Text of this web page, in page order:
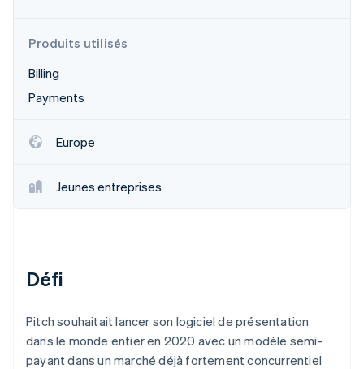
Élimination du carbone
Identity
Vérification de l'identité
Produits utilisés
Billing
Payments
Europe
Jeunes entreprises
Défi
Pitch souhaitait lancer son logiciel de présentation
dans le monde entier en 2020 avec un modèle semi-
payant dans un marché déjà fortement concurrentiel